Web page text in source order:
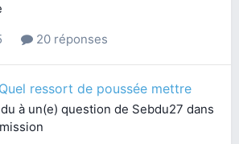
20 réponses
Quel ressort de poussée mettre
à un(e) question de Sebdu27 dans